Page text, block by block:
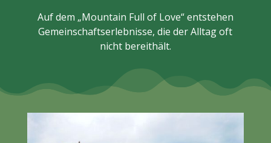
Auf dem „Mountain Full of Love“ entstehen
Gemeinschaftserlebnisse, die der Alltag oft
nicht bereithält.